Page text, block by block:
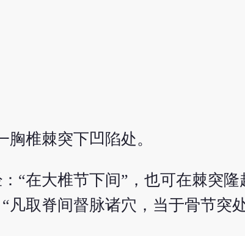
胸椎棘突下凹陷处。
“在大椎节下间”，也可在棘突隆
凡取脊间督脉诸穴，当于骨节突